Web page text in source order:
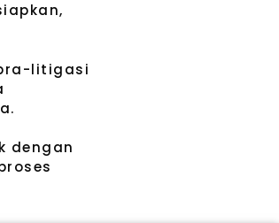
litigasi
dengan